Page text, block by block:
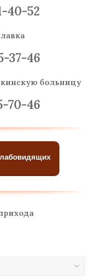
40-52
37-46
больницу
70-46